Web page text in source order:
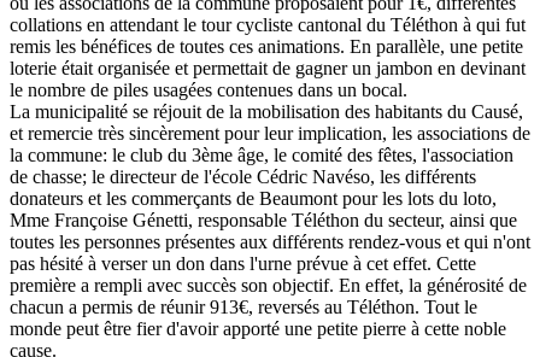
collations en attendant le tour cycliste cantonal du Téléthon à qui fut
remis les bénéfices de toutes ces animations. En parallèle, une petite
loterie était organisée et permettait de gagner un jambon en devinant
le nombre de piles usagées contenues dans un bocal.
La municipalité se réjouit de la mobilisation des habitants du Causé,
et remercie très sincèrement pour leur implication, les associations de
la commune: le club du 3ème âge, le comité des fêtes, l'association
de chasse; le directeur de l'école Cédric Navéso, les différents
donateurs et les commerçants de Beaumont pour les lots du loto,
Mme Françoise Génetti, responsable Téléthon du secteur, ainsi que
toutes les personnes présentes aux différents rendez-vous et qui n'ont
pas hésité à verser un don dans l'urne prévue à cet effet. Cette
première a rempli avec succès son objectif. En effet, la générosité de
chacun a permis de réunir 913€, reversés au Téléthon. Tout le
monde peut être fier d'avoir apporté une petite pierre à cette noble
cause.